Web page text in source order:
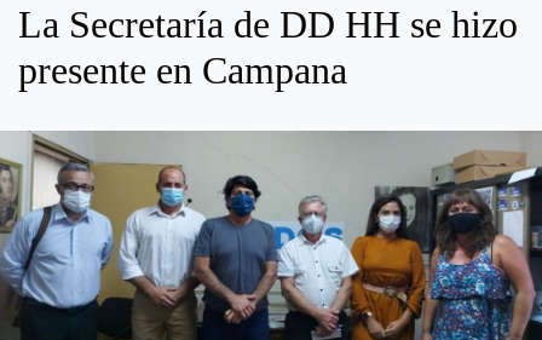
La Secretaría de DD HH se hizo
presente en Campana